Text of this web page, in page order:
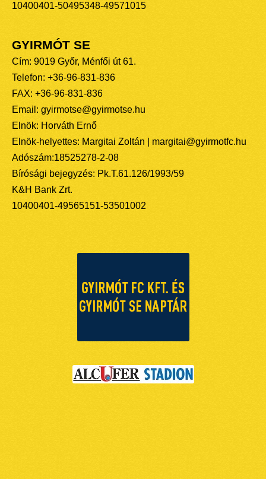
10400401-50495348-49571015
GYIRMÓT SE
Cím: 9019 Győr, Ménfői út 61.
Telefon: +36-96-831-836
FAX: +36-96-831-836
Email: gyirmotse@gyirmotse.hu
Elnök: Horváth Ernő
Elnök-helyettes: Margitai Zoltán | margitai@gyirmotfc.hu
Adószám:18525278-2-08
Bírósági bejegyzés: Pk.T.61.126/1993/59
K&H Bank Zrt.
10400401-49565151-53501002